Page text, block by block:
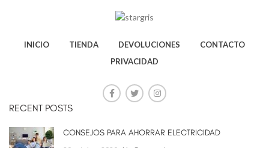
INICIO TIENDA DEVOLUCIONES
CONTACTO
PRIVACIDAD
RECENT POSTS
CONSEJOS PARA AHORRAR ELECTRICIDAD